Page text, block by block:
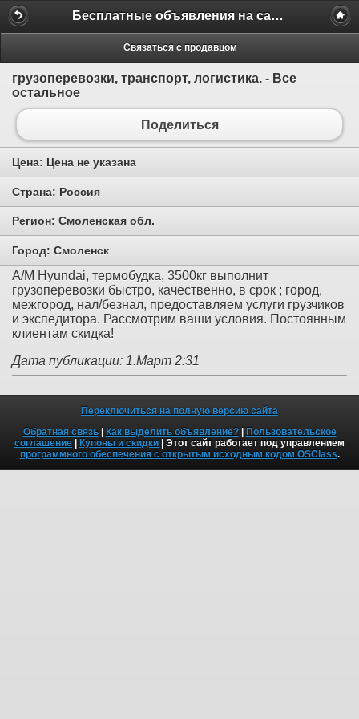
Бесплатные объявления на сайте MILAMO.ru
Связаться с продавцом
грузоперевозки, транспорт, логистика. - Все
остальное
Поделиться
Цена: Цена не указана
Страна: Россия
Регион: Смоленская обл.
Город: Смоленск
А/М Hyundai, термобудка, 3500кг выполнит
грузоперевозки быстро, качественно, в срок ; город,
межгород, нал/безнал, предоставляем услуги грузчиков
и экспедитора. Рассмотрим ваши условия. Постоянным
клиентам скидка!
Дата публикации: 1.Март 2:31
Переключиться на полную версию сайта
Обратная связь| Как выделить объявление?| Пользовательское
соглашение | Купоны и скидки | Этот сайт работает под управлением
программного обеспечения с открытым исходным кодом OSClass.